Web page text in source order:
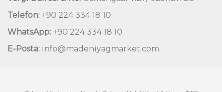
Telefon: +90 224 334 18 10
WhatsApp: +90 224 334 18 10
E-Posta: info@madeniyagmarket.com